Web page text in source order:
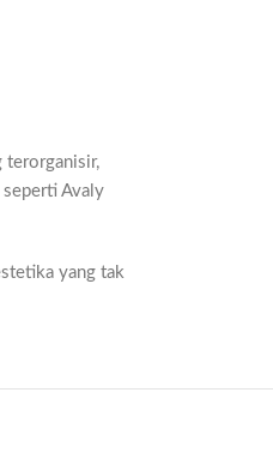
terorganisir,
seperti Avaly
yang tak